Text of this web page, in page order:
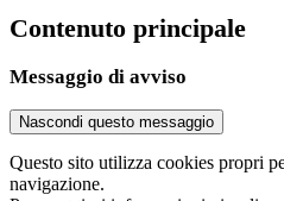
Contenuto principale
Messaggio di avviso
Nascondi questo messaggio
Questo sito utilizza cookies propri
navigazione.